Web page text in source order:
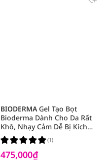
BIODERMAGel Tạo Bọt
Bioderma Dành Cho Da Rất
Khô, Nhạy Cảm Dễ Bị Kích
Ứng Atoderm Intensive Gel
Moussant 200ml
475,000₫
(1)